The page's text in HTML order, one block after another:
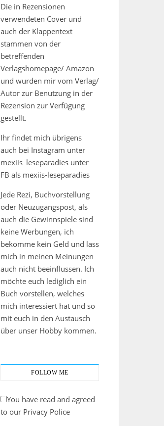
Die in Rezensionen
verwendeten Cover und
auch der Klappentext
stammen von der
betreffenden
Verlagshomepage/ Amazon
und wurden mir vom Verlag/
Autor zur Benutzung in der
Rezension zur Verfügung
gestellt.
Ihr findet mich übrigens
auch bei Instagram unter
mexiis_leseparadies unter
FB als mexiis-leseparadies
Jede Rezi, Buchvorstellung
oder Neuzugangspost, als
auch die Gewinnspiele sind
keine Werbungen, ich
bekomme kein Geld und lass
mich in meinen Meinungen
auch nicht beeinflussen. Ich
möchte euch lediglich ein
Buch vorstellen, welches
mich interessiert hat und so
mit euch in den Austausch
über unser Hobby kommen.
FOLLOW ME
You have read and agreed
to our Privacy Police